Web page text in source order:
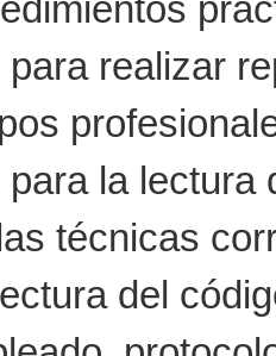
realizar
para la
técnicas
del